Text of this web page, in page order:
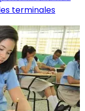
terminales